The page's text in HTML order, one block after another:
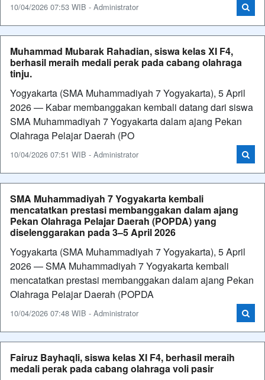
10/04/2026 07:53 WIB - Administrator
Muhammad Mubarak Rahadian, siswa kelas XI F4,
berhasil meraih medali perak pada cabang olahraga
tinju.
Yogyakarta (SMA Muhammadiyah 7 Yogyakarta), 5 April
2026 — Kabar membanggakan kembali datang dari siswa
SMA Muhammadiyah 7 Yogyakarta dalam ajang Pekan
Olahraga Pelajar Daerah (PO
10/04/2026 07:51 WIB - Administrator
SMA Muhammadiyah 7 Yogyakarta kembali
mencatatkan prestasi membanggakan dalam ajang
Pekan Olahraga Pelajar Daerah (POPDA) yang
diselenggarakan pada 3–5 April 2026
Yogyakarta (SMA Muhammadiyah 7 Yogyakarta), 5 April
2026 — SMA Muhammadiyah 7 Yogyakarta kembali
mencatatkan prestasi membanggakan dalam ajang Pekan
Olahraga Pelajar Daerah (POPDA
10/04/2026 07:48 WIB - Administrator
Fairuz Bayhaqli, siswa kelas XI F4, berhasil meraih
medali perak pada cabang olahraga voli pasir